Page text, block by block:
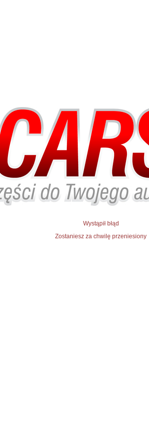
Wystąpił błąd
Zostaniesz za chwilę przeniesiony